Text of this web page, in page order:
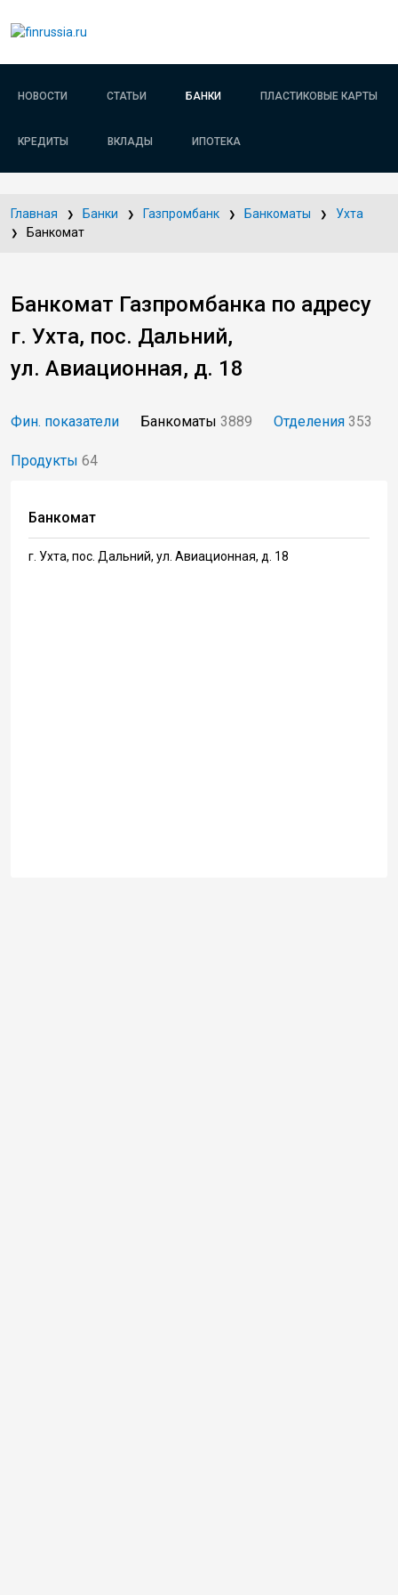
НОВОСТИ СТАТЬИ БАНКИ ПЛАСТИКОВЫЕ КАРТЫ
КРЕДИТЫ ВКЛАДЫ ИПОТЕКА
Главная Банки Газпромбанк Банкоматы
Ухта
Банкомат
Банкомат Газпромбанка по адресу
г. Ухта, пос. Дальний,
ул. Авиационная, д. 18
Фин. показатели Банкоматы 3889 Отделения 353
Продукты 64
Банкомат
г. Ухта, пос. Дальний, ул. Авиационная, д. 18